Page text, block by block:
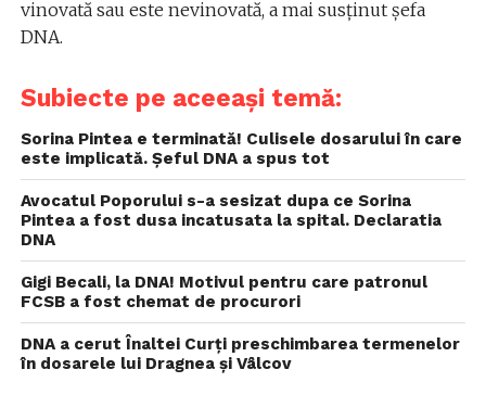
vinovată sau este nevinovată, a mai susținut șefa
DNA.
Subiecte pe aceeași temă:
Sorina Pintea e terminată! Culisele dosarului în care
este implicată. Șeful DNA a spus tot
Avocatul Poporului s-a sesizat dupa ce Sorina
Pintea a fost dusa incatusata la spital. Declaratia
DNA
Gigi Becali, la DNA! Motivul pentru care patronul
FCSB a fost chemat de procurori
DNA a cerut Înaltei Curți preschimbarea termenelor
în dosarele lui Dragnea și Vâlcov